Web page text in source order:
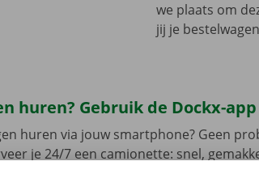
we plaats om
jij je
huren? Gebruik de Dockx-app
huren via jouw smartphone? Geen
je 24/7 een camionette: snel,